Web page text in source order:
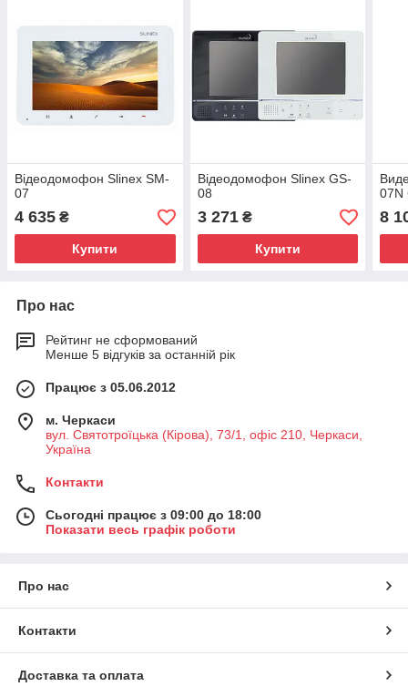
Відеодомофон Slinex SM-
07
4 635 ₴
Купити
Відеодомофон Slinex GS-
08
3 271₴
Купити
07N
8
Про нас
Рейтинг не сформований
Менше 5 відгуків за останній рік
Працює з 05.06.2012
м. Черкаси
вул. Святотроїцька (Кірова), 73/1, офіс 210, Черкаси,
Україна
Контакти
Сьогодні працює з 09:00 до 18:00
Показати весь графік роботи
Про нас
Контакти
Доставка та оплата